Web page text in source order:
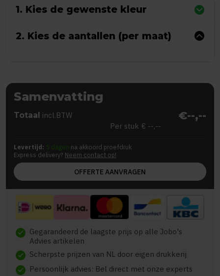
1. Kies de gewenste kleur
2. Kies de aantallen (per maat)
Samenvatting
Totaal incl.BTW €--,--
Per stuk € --,--
Levertijd: 5 dagen na akkoord proefdruk
Express delivery? Neem contact op!
OFFERTE AANVRAGEN
check Gegarandeerd de laagste prijs op alle Jobo's
Advies artikelen
check Scherpste prijzen van NL door eigen drukkerij
check Persoonlijk advies: Bel direct met onze experts